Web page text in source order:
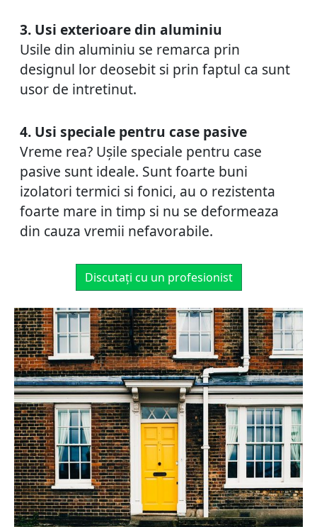
3. Usi exterioare din aluminiu
Usile din aluminiu se remarca prin
designul lor deosebit si prin faptul ca sunt
usor de intretinut.
4. Usi speciale pentru case pasive
Vreme rea? Ușile speciale pentru case
pasive sunt ideale. Sunt foarte buni
izolatori termici si fonici, au o rezistenta
foarte mare in timp si nu se deformeaza
din cauza vremii nefavorabile.
Discutați cu un profesionist